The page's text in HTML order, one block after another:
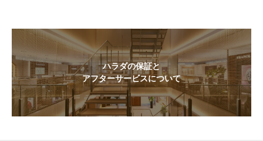
ハラダの保証と
アフターサービスについて